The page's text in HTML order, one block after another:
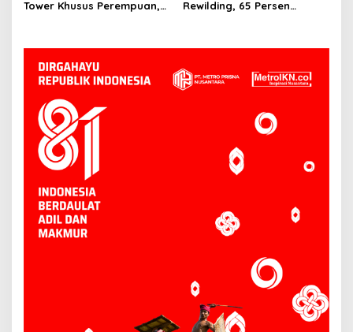
Tower Khusus Perempuan,
Rewilding, 65 Persen